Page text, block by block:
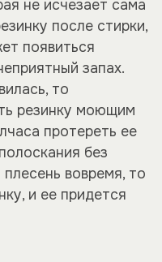
не исчезает сама
после стирки,
появиться
запах.
то
резинку моющим
протереть ее
без
вовремя, то
и ее придется